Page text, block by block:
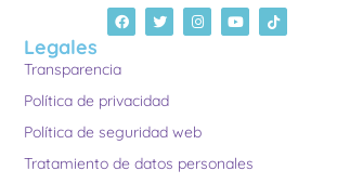
Legales
Transparencia
Política de privacidad
Política de seguridad web
Tratamiento de datos personales